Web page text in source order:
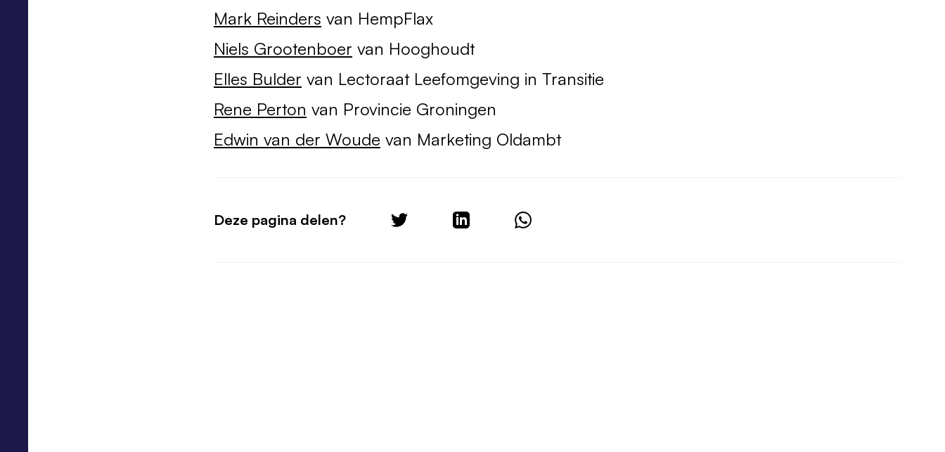
Mark Reinders van HempFlax
Niels Grootenboer van Hooghoudt
Elles Bulder van Lectoraat Leefomgeving in Transitie
Rene Perton van Provincie Groningen
Edwin van der Woude van Marketing Oldambt
Deze pagina delen?